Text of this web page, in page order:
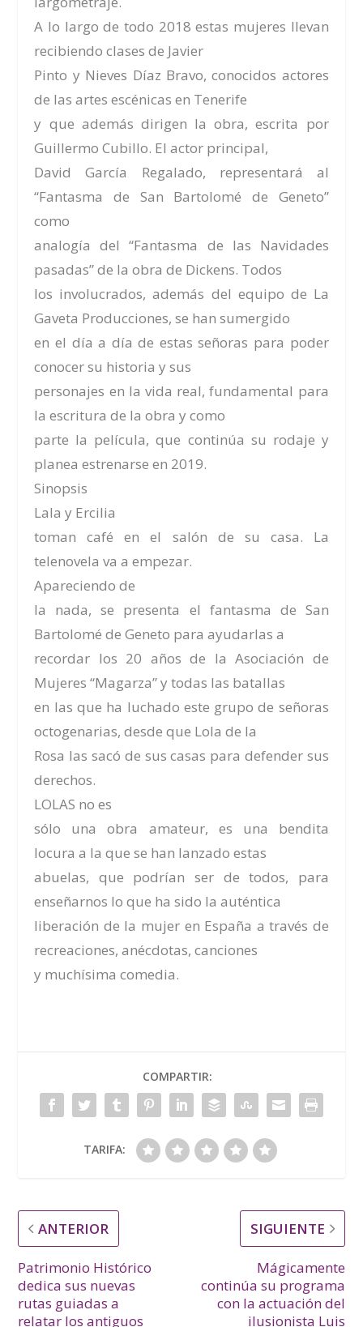
A lo largo de todo 2018 estas mujeres llevan
recibiendo clases de Javier
Pinto y Nieves Díaz Bravo, conocidos actores
de las artes escénicas en Tenerife
y que además dirigen la obra, escrita por
Guillermo Cubillo. El actor principal,
David García Regalado, representará al
“Fantasma de San Bartolomé de Geneto”
como
analogía del “Fantasma de las Navidades
pasadas” de la obra de Dickens. Todos
los involucrados, además del equipo de La
Gaveta Producciones, se han sumergido
en el día a día de estas señoras para poder
conocer su historia y sus
personajes en la vida real, fundamental para
la escritura de la obra y como
parte la película, que continúa su rodaje y
planea estrenarse en 2019.
Sinopsis
Lala y Ercilia
toman café en el salón de su casa. La
telenovela va a empezar.
Apareciendo de
la nada, se presenta el fantasma de San
Bartolomé de Geneto para ayudarlas a
recordar los 20 años de la Asociación de
Mujeres “Magarza” y todas las batallas
en las que ha luchado este grupo de señoras
octogenarias, desde que Lola de la
Rosa las sacó de sus casas para defender sus
derechos.
LOLAS no es
sólo una obra amateur, es una bendita
locura a la que se han lanzado estas
abuelas, que podrían ser de todos, para
enseñarnos lo que ha sido la auténtica
liberación de la mujer en España a través de
recreaciones, anécdotas, canciones
y muchísima comedia.
COMPARTIR:
TARIFA:
ANTERIOR
Patrimonio Histórico
dedica sus nuevas
rutas guiadas a
relatar los antiguos
SIGUIENTE
Mágicamente
continúa su programa
con la actuación del
ilusionista Luis